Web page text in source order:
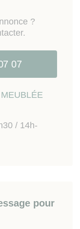
bus, Tram B
écoles et
IUT,
de Thouars,
ou 18).
site
?
07
/ 14h-
pour